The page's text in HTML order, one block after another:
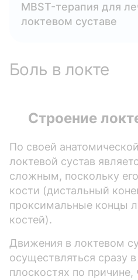
MBST-терапия для
локтевом суставе
Боль в локте
Строение
По своей
локтевой сустав
сложным, поскольку
кости (дистальный
проксимальные концы
костей).
Движения в локтевом
осуществляться сразу
плоскостях по причине,